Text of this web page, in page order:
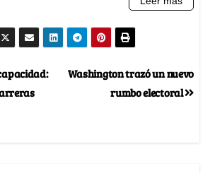
Washington trazó un nuevo
rumbo electoral